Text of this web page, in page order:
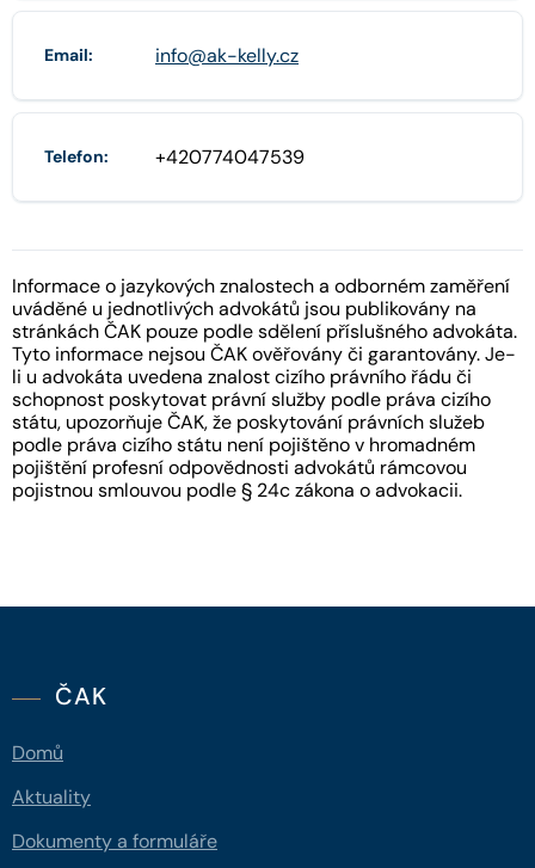
Email: info@ak-kelly.cz
Telefon: +420774047539
Informace o jazykových znalostech a odborném zaměření
uváděné u jednotlivých advokátů jsou publikovány na
stránkách ČAK pouze podle sdělení příslušného advokáta.
Tyto informace nejsou ČAK ověřovány či garantovány. Je-
li u advokáta uvedena znalost cizího právního řádu či
schopnost poskytovat právní služby podle práva cizího
státu, upozorňuje ČAK, že poskytování právních služeb
podle práva cizího státu není pojištěno v hromadném
pojištění profesní odpovědnosti advokátů rámcovou
pojistnou smlouvou podle § 24c zákona o advokacii.
ČAK
Domů
Aktuality
Dokumenty a formuláře